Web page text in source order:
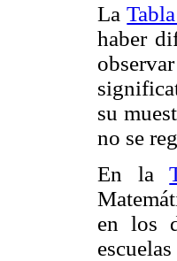
La
haber
su
no se
En la
en los